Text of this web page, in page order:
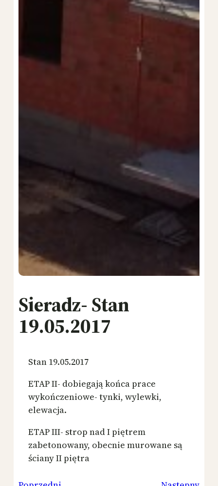
Sieradz- Stan
19.05.2017
Stan 19.05.2017
ETAP II- dobiegają końca prace
wykończeniowe- tynki, wylewki,
elewacja.
ETAP III- strop nad I piętrem
zabetonowany, obecnie murowane są
ściany II piętra